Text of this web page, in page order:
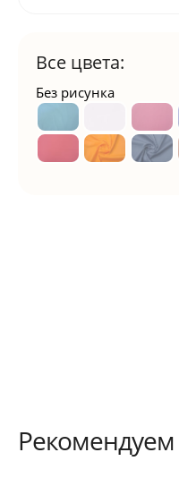
Все цвета:
Без рисунка
Рекомендуем